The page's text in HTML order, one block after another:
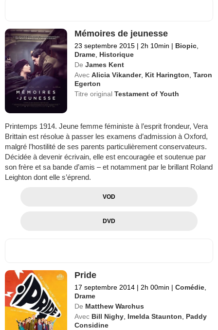
Mémoires de jeunesse
23 septembre 2015 | 2h 10min | Biopic
Drame Historique
De James Kent
Avec Alicia Vikander, Kit Harington ,Taron
Egerton
Titre originalTestament of Youth
Printemps 1914. Jeune femme féministe à l’esprit frondeur, Vera
Brittain est résolue à passer les examens d’admission à Oxford,
malgré l’hostilité de ses parents particulièrement conservateurs.
Décidée à devenir écrivain, elle est encouragée et soutenue par
son frère et sa bande d’amis – et notamment par le brillant Roland
Leighton dont elle s’éprend.
VOD
DVD
Pride
17 septembre 2014 | 2h 00min | Comédie
Drame
De Matthew Warchus
Avec Bill Nighy Imelda Staunton
Paddy
Considine